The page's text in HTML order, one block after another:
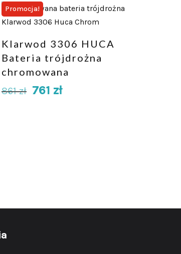
Promocja!
Klarwod 3306 HUCA
Bateria trójdrożna
chromowana
861zł 761 zł